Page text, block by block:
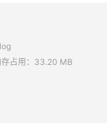
占用：33.20 MB